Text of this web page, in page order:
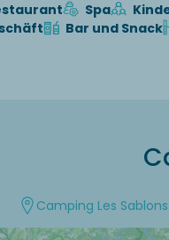
Spa
Bar und Snack
Camping Les